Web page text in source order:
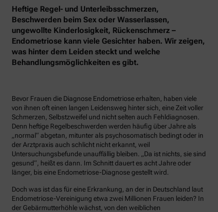
Heftige Regel- und Unterleibsschmerzen,
Beschwerden beim Sex oder Wasserlassen,
ungewollte Kinderlosigkeit, Rückenschmerz –
Endometriose kann viele Gesichter haben. Wir zeigen,
was hinter dem Leiden steckt und welche
Behandlungsmöglichkeiten es gibt.
Bevor Frauen die Diagnose Endometriose erhalten, haben viele
von ihnen oft einen langen Leidensweg hinter sich, eine Zeit voller
Schmerzen, Selbstzweifel und nicht selten auch Fehldiagnosen.
Denn heftige Regelbeschwerden werden häufig über Jahre als
„normal“ abgetan, mitunter als psychosomatisch bedingt oder in
der Arztpraxis auch schlicht nicht erkannt, weil
Untersuchungsbefunde unauffällig bleiben. „Da ist nichts, sie sind
gesund“, heißt es dann. Im Schnitt dauert es acht Jahre oder
länger, bis eine Endometriose-Diagnose gestellt wird.
Doch was ist das für eine Erkrankung, an der in Deutschland laut
Endometriose-Vereinigung etwa zwei Millionen Frauen leiden? In
der Gebärmutterhöhle wächst, von den weiblichen